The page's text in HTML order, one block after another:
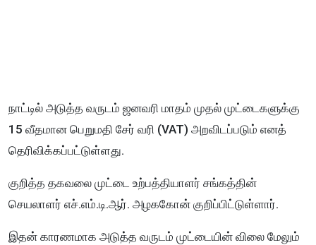
நாட்டில் அடுத்த வருடம் ஜனவரி மாதம் முதல் முட்டைகளுக்கு
15 வீதமான பெறுமதி சேர் வரி (VAT) அறவிடப்படும் எனத்
தெரிவிக்கப்பட்டுள்ளது.
குறித்த தகவலை முட்டை உற்பத்தியாளர் சங்கத்தின்
செயலாளர் எச்.எம்.டி.ஆர். அழககோன் குறிப்பிட்டுள்ளார்.
இதன் காரணமாக அடுத்த வருடம் முட்டையின் விலை மேலும்